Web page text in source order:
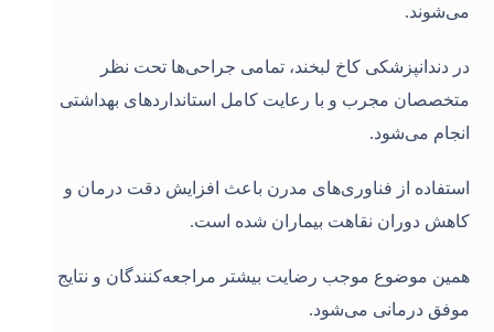
می‌شوند.
در دندانپزشکی کاخ لبخند، تمامی جراحی‌ها تحت نظر
متخصصان مجرب و با رعایت کامل استانداردهای بهداشتی
انجام می‌شود.
استفاده از فناوری‌های مدرن باعث افزایش دقت درمان و
کاهش دوران نقاهت بیماران شده است.
همین موضوع موجب رضایت بیشتر مراجعه‌کنندگان و نتایج
موفق درمانی می‌شود.